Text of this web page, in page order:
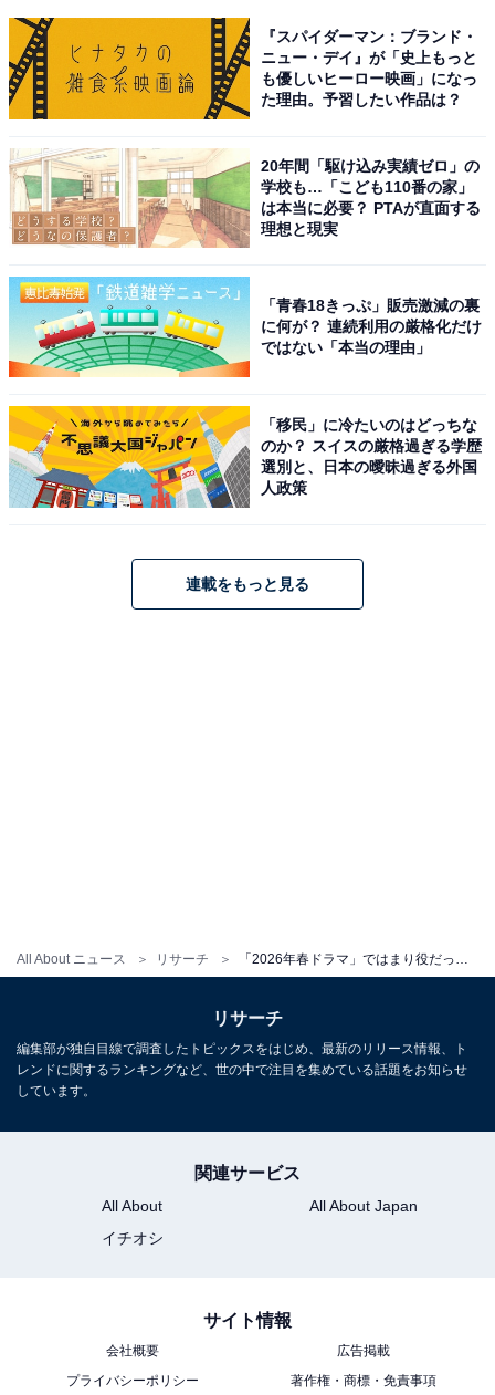
All About ニュース リサーチ
同じく2位は、月9ドラマ『サバ缶、宇宙へ行く』（フジ
同作は、高校生たちが“宇宙日本食”のサバ缶を作り上げ
る姿を追った書籍『さばの缶づめ、宇宙へいく』（イー
スト・プレス）が原案。福井県の水産高校が舞台とな
り、同校に赴任する新米教師の主人公・朝野峻一を北村
匠海さんが演じました。
出口さんは、水産高校に通う宇宙食開発を立ち上げる1
期生の菅原奈未役を担当。奈未は後半に母校へ教師とし
て戻ってくるなど、中心的な登場人物として最終回まで
大活躍しました。自分の意見をはっきり言う性格の奈未
が出口さんにピッタリで、はまり役だと言えるでしょ
回答者からは、「方言もうまいし、女子高生時代も大人
1位：野呂佳代（銀河の一票）／49票
『スパイダーマン：ブランド・
ニュー・デイ』が「史上もっと
も優しいヒーロー映画」になっ
た理由。予習したい作品は？
20年間「駆け込み実績ゼロ」の
学校も…「こども110番の家」
は本当に必要？ PTAが直面する
理想と現実
「青春18きっぷ」販売激減の裏
に何が？ 連続利用の厳格化だけ
ではない「本当の理由」
「移民」に冷たいのはどっちな
のか？ スイスの厳格過ぎる学歴
選別と、日本の曖昧過ぎる外国
人政策
連載をもっと見る
リサーチ
編集部が独自目線で調査したトピックスをはじめ、最新のリリース情報、ト
レンドに関するランキングなど、世の中で注目を集めている話題をお知らせ
しています。
関連サービス
All About
All About Japan
イチオシ
サイト情報
会社概要
広告掲載
プライバシーポリシー
著作権・商標・免責事項